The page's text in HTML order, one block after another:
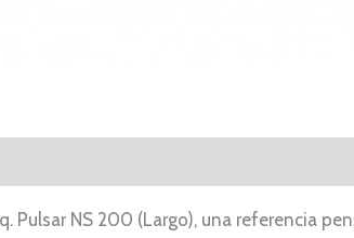
Pulsar NS 200 (Largo), una referencia